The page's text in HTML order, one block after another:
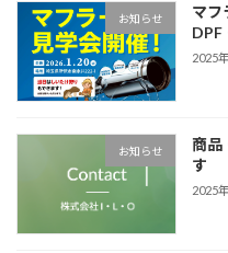
お知らせ
マフ
DPF
2025
お知らせ
商品
す
2025